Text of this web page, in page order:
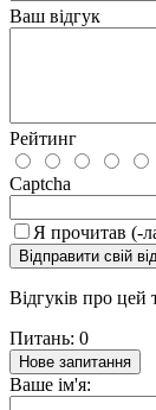
Ваш відгук
Рейтинг
Captcha
Я прочитав (-
Відправити свій
Відгуків про цей
Питань: 0
Нове запитання
Ваше ім'я: